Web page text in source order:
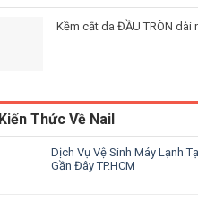
Kềm cắt da ĐẦU TRÒN dài
Kiến Thức Về Nail
Dịch Vụ Vệ Sinh Máy Lạnh
Gần Đây TP.HCM